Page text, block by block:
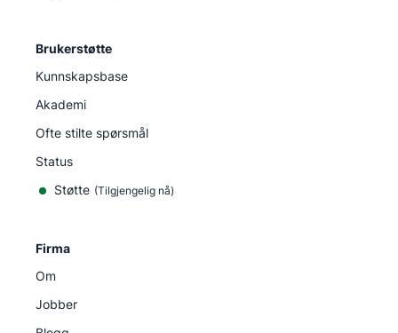
Brukerstøtte
Kunnskapsbase
Akademi
Ofte stilte spørsmål
Status
Støtte (Tilgjengelig nå)
Firma
Om
Jobber